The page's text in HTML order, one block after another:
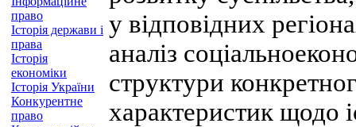
право
Історія держави і
права
Історія
економіки
Історія України
Конкурентне
право
у відповідних
аналіз
структури
характеристик щодо